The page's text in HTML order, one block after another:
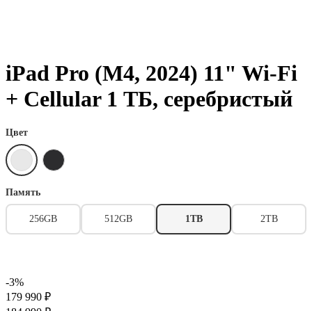
iPad Pro (M4, 2024) 11" Wi-Fi
+ Cellular 1 ТБ, серебристый
Цвет
Память
256GB 512GB 1TB 2TB
-3%
179 990 ₽